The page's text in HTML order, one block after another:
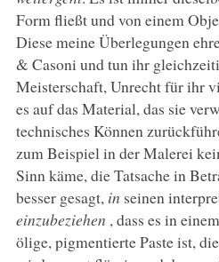
Form fließt und von einem
Diese meine Überlegungen
& Casoni und tun ihr
Meisterschaft, Unrecht für ihr
es auf das Material, das sie
technisches Können
zum Beispiel in der Malerei
Sinn käme, die Tatsache in
besser gesagt, in seinen
einzubeziehen , dass es in
ölige, pigmentierte Paste ist,